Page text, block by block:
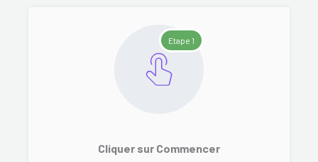
Etape 1
Cliquer sur Commencer